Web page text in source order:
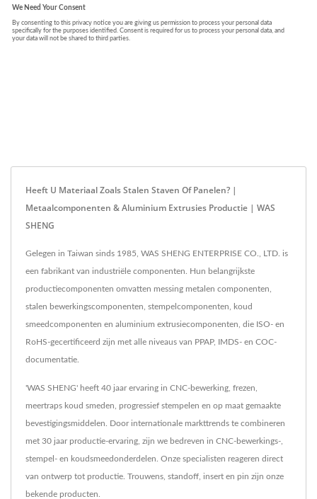
Heeft U Materiaal Zoals Stalen Staven Of Panelen? |
Metaalcomponenten & Aluminium Extrusies Productie | WAS
SHENG
Gelegen in Taiwan sinds 1985, WAS SHENG ENTERPRISE CO., LTD. is
een fabrikant van industriële componenten. Hun belangrijkste
productiecomponenten omvatten messing metalen componenten,
stalen bewerkingscomponenten, stempelcomponenten, koud
smeedcomponenten en aluminium extrusiecomponenten, die ISO- en
RoHS-gecertificeerd zijn met alle niveaus van PPAP, IMDS- en COC-
documentatie.
'WAS SHENG' heeft 40 jaar ervaring in CNC-bewerking, frezen,
meertraps koud smeden, progressief stempelen en op maat gemaakte
bevestigingsmiddelen. Door internationale markttrends te combineren
met 30 jaar productie-ervaring, zijn we bedreven in CNC-bewerkings-,
stempel- en koudsmeedonderdelen. Onze specialisten reageren direct
van ontwerp tot productie. Trouwens, standoff, insert en pin zijn onze
bekende producten.